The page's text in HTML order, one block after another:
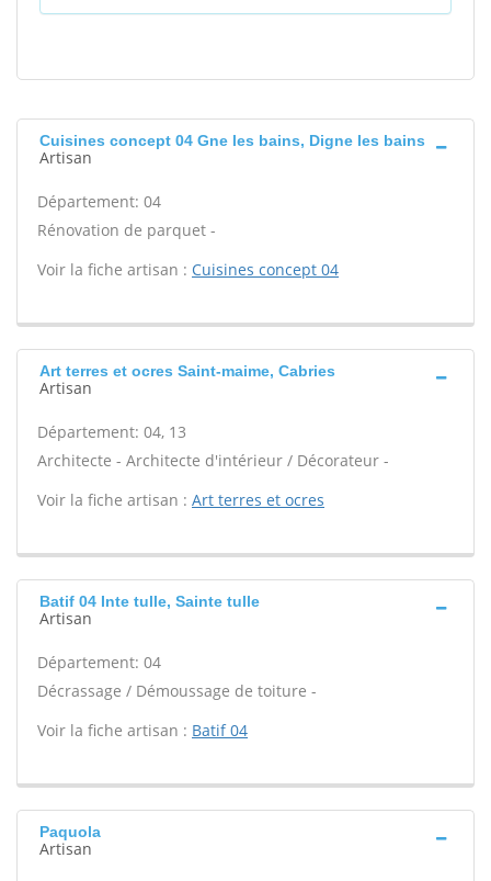
Cuisines concept 04 Gne les bains, Digne les bains
Artisan
Département: 04
Rénovation de parquet -
Voir la fiche artisan : Cuisines concept 04
Art terres et ocres Saint-maime, Cabries
Artisan
Département: 04, 13
Architecte - Architecte d'intérieur / Décorateur -
Voir la fiche artisan : Art terres et ocres
Batif 04 Inte tulle, Sainte tulle
Artisan
Département: 04
Décrassage / Démoussage de toiture -
Voir la fiche artisan : Batif 04
Paquola
Artisan